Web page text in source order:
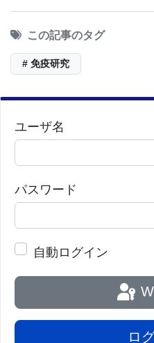
画像：セルピン分子の2つ
この記事のタグ
# 免疫研究
ユーザ名
パスワード
自動ログイン
ロ